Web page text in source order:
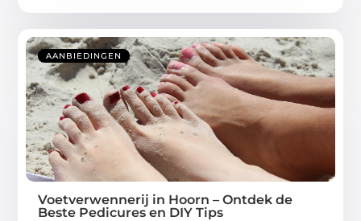
AANBIEDINGEN
Voetverwennerij in Hoorn – Ontdek de
Beste Pedicures en DIY Tips